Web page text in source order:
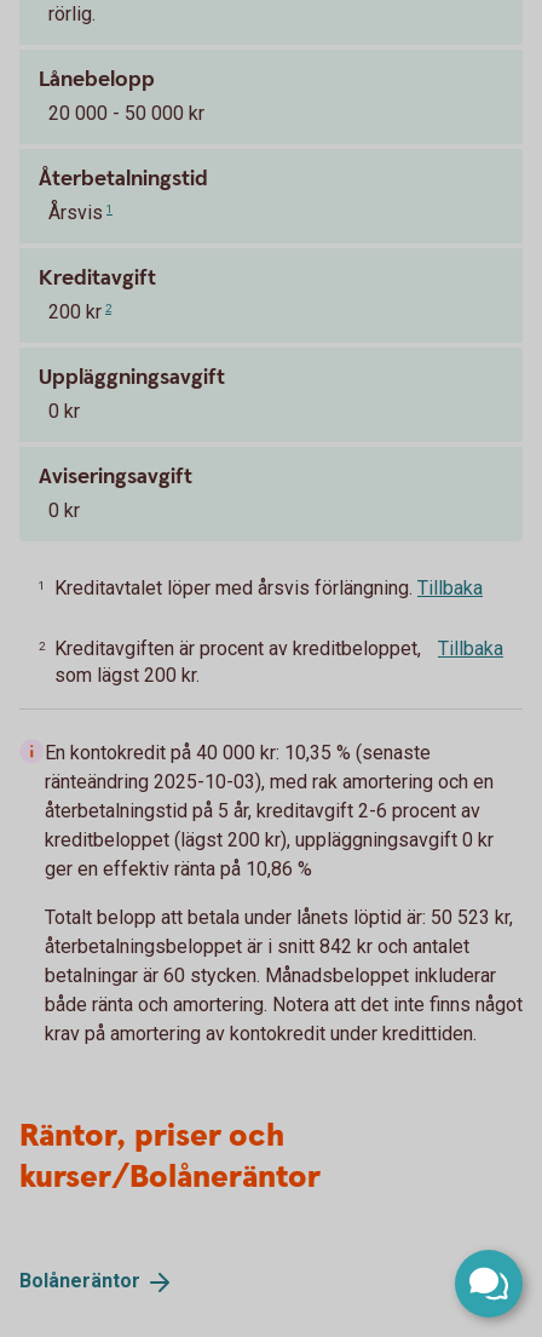
rörlig.
Lånebelopp
20 000 - 50 000 kr
Återbetalningstid
Årsvis 1
Kreditavgift
200 kr 2
Uppläggningsavgift
0 kr
Aviseringsavgift
0 kr
1 Kreditavtalet löper med årsvis förlängning. Tillbaka
2
Kreditavgiften är procent av kreditbeloppet,
som lägst 200 kr.
Tillbaka
En kontokredit på 40 000 kr: 10,35 % (senaste
ränteändring 2025-10-03), med rak amortering och en
återbetalningstid på 5 år, kreditavgift 2-6 procent av
kreditbeloppet (lägst 200 kr), uppläggningsavgift 0 kr
ger en effektiv ränta på 10,86 %
Totalt belopp att betala under lånets löptid är: 50 523 kr,
återbetalningsbeloppet är i snitt 842 kr och antalet
betalningar är 60 stycken. Månadsbeloppet inkluderar
både ränta och amortering. Notera att det inte finns något
krav på amortering av kontokredit under kredittiden.
Räntor, priser och
kurser/Bolåneräntor
Bolåneräntor